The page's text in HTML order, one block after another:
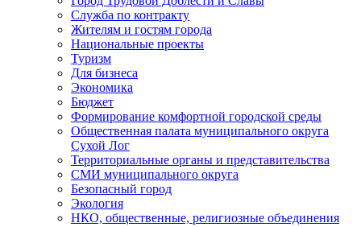
Служба по контракту
Жителям и гостям города
Национальные проекты
Туризм
Для бизнеса
Экономика
Бюджет
Формирование комфортной городской среды
Общественная палата муниципального округа
Сухой Лог
Территориальные органы и представительства
СМИ муниципального округа
Безопасный город
Экология
НКО, общественные, религиозные объединения